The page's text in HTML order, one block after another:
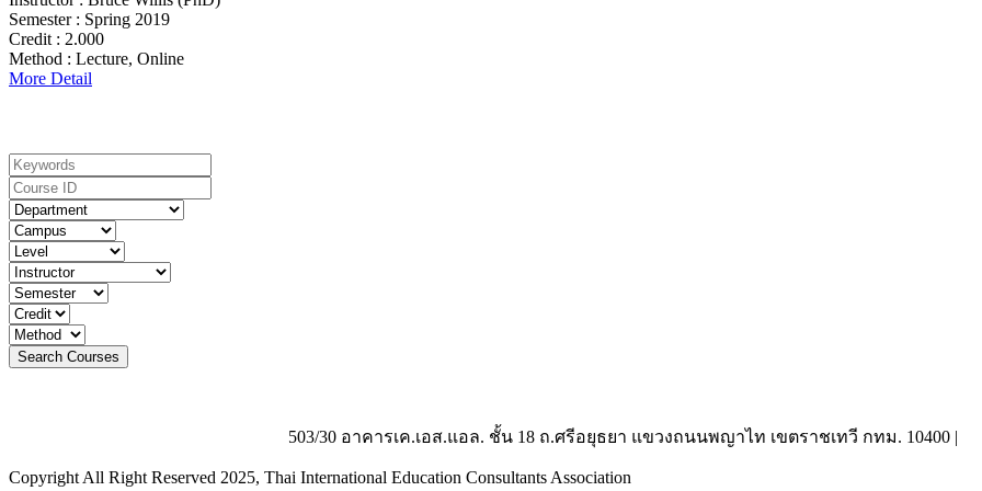
Semester : Spring 2019
Credit : 2.000
Method : Lecture, Online
More Detail
503/30 อาคารเค.เอส.แอล. ชั้น 18 ถ.ศรีอยุธยา แขวงถนนพญาไท เขตราชเทวี กทม. 10400 |
Copyright All Right Reserved 2025, Thai International Education Consultants Association